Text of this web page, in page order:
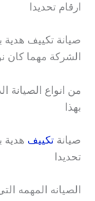
ارقام تحديدا
صيانة تكييف هدية
الشركة مهما كان
من انواع الصيانة
بهذا
صيانة تكييف هدية
تحديدا
الصيانه المهمه